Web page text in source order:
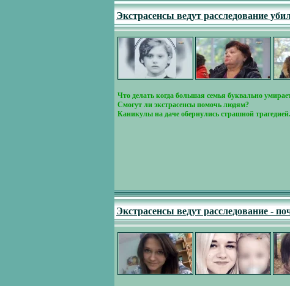
Экстрасенсы ведут расследование
Что делать когда большая семья буквально
Смогут ли экстрасенсы помочь людям?
Каникулы на даче обернулись страшной
Экстрасенсы ведут расследование -